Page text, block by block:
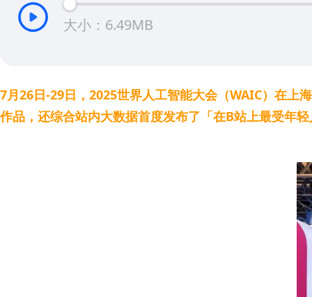
大小：6.49MB
7月26日-29日，2025世界人工智能大会（WAIC）在上
作品，还综合站内大数据首度发布了「在B站上最受年